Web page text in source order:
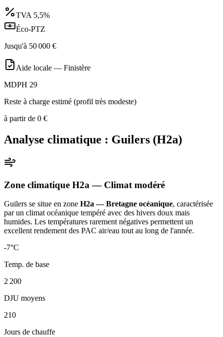
TVA 5,5%
Éco-PTZ
Jusqu'à 50 000 €
Aide locale — Finistère
MDPH 29
Reste à charge estimé (profil très modeste)
à partir de 0 €
Analyse climatique : Guilers (H2a)
Zone climatique H2a — Climat modéré
Guilers se situe en zone H2a — Bretagne océanique, caractérisée
par un climat océanique tempéré avec des hivers doux mais
humides. Les températures rarement négatives permettent un
excellent rendement des PAC air/eau tout au long de l'année.
-7°C
Temp. de base
2 200
DJU moyens
210
Jours de chauffe